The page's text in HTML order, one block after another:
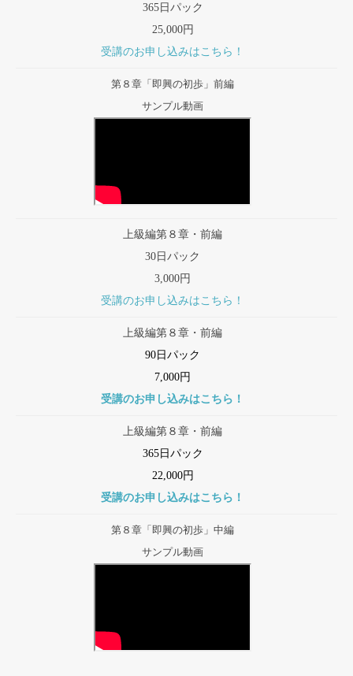
365日パック
25,000円
受講のお申し込みはこちら！
第８章「即興の初歩」前編
サンプル動画
上級編第８章・前編
30日パック
3,000円
受講のお申し込みはこちら！
上級編第８章・前編
90日パック
7,000円
受講のお申し込みはこちら！
上級編第８章・前編
365日パック
22,000円
受講のお申し込みはこちら！
第８章「即興の初歩」中編
サンプル動画